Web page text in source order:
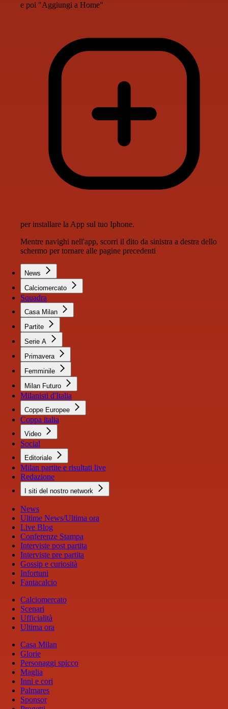
e poi "Aggiungi a Home"
per installare la App sul tuo Iphone.
Mentre navighi nell'app, scorri il dito da sinistra a destra dello
schermo per tornare alle pagine precedenti
News
Calciomercato
Squadra
Casa Milan
Partite
Serie A
Primavera
Femminile
Milan Futuro
Milanisti d'Italia
Coppe Europee
Coppa italia
Video
Social
Editoriale
Milan partite e risultati live
Redazione
I siti del nostro network
News
Ultime News/Ultima ora
Live Blog
Conferenze Stampa
Interviste post partita
Interviste pre partita
Gossip e curiosità
Infortuni
Fantacalcio
Calciomercato
Scenari
Ufficialità
Ultima ora
Casa Milan
Glorie
Personaggi spicco
Maglia
Inni e cori
Palmares
Sponsor